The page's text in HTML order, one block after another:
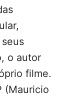
o autor
filme.
(Mauricio